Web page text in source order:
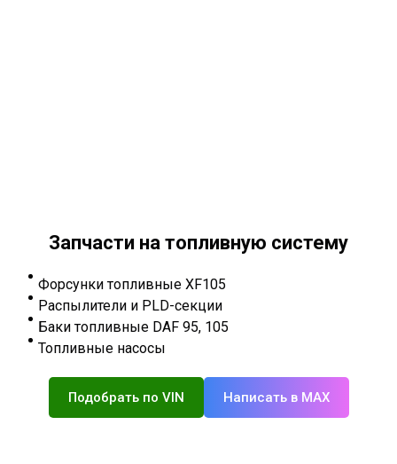
Запчасти на топливную систему
Форсунки топливные XF105
Распылители и PLD-секции
Баки топливные DAF 95, 105
Топливные насосы
Подобрать по VIN Написать в MAX